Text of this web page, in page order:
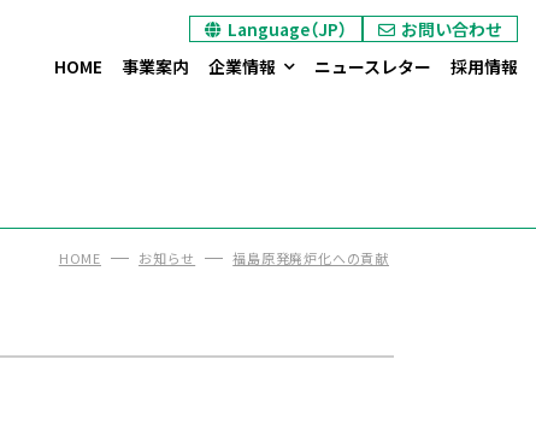
Language（JP） お問い合わせ
HOME 事業案内 企業情報 ニュースレター 採用情報
HOME お知らせ 福島原発廃炉化への貢献